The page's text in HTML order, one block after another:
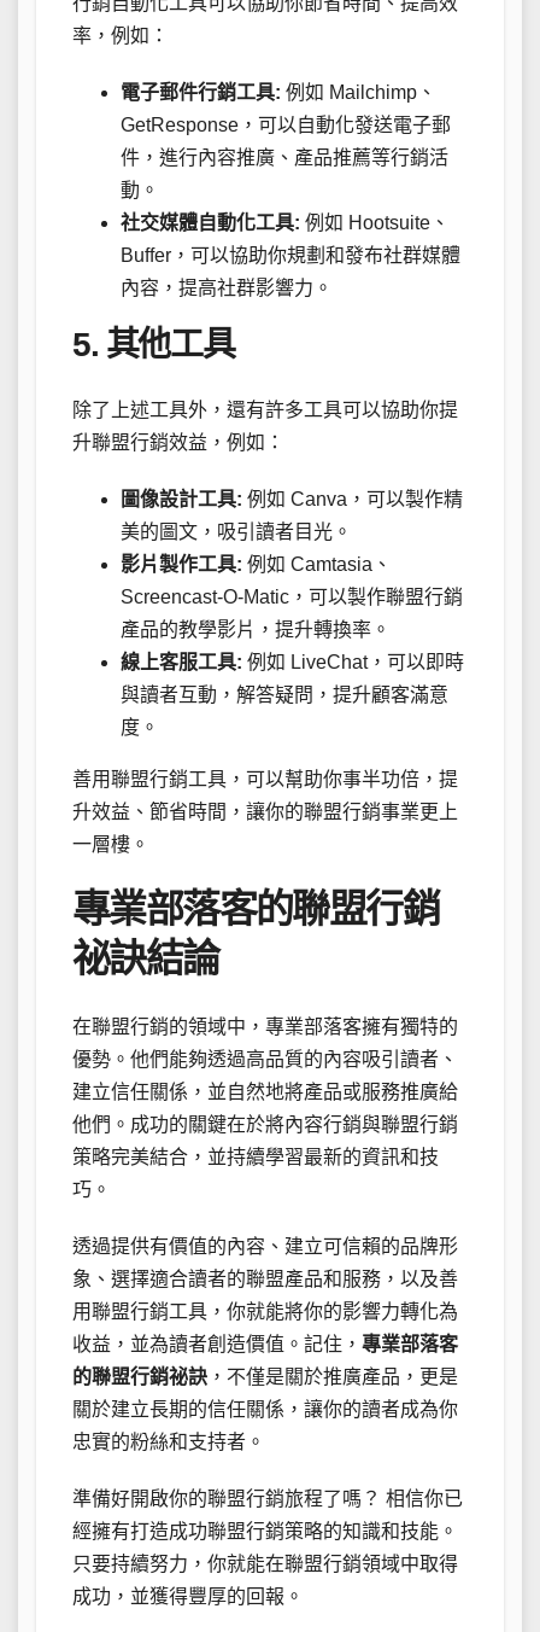
率，例如：
電子郵件行銷工具: 例如 Mailchimp、
GetResponse，可以自動化發送電子郵
件，進行內容推廣、產品推薦等行銷活
動。
社交媒體自動化工具: 例如 Hootsuite、
Buffer，可以協助你規劃和發布社群媒體
內容，提高社群影響力。
5. 其他工具
除了上述工具外，還有許多工具可以協助你提
升聯盟行銷效益，例如：
圖像設計工具: 例如 Canva，可以製作精
美的圖文，吸引讀者目光。
影片製作工具: 例如 Camtasia、
Screencast-O-Matic，可以製作聯盟行銷
產品的教學影片，提升轉換率。
線上客服工具: 例如 LiveChat，可以即時
與讀者互動，解答疑問，提升顧客滿意
度。
善用聯盟行銷工具，可以幫助你事半功倍，提
升效益、節省時間，讓你的聯盟行銷事業更上
一層樓。
專業部落客的聯盟行銷
祕訣結論
在聯盟行銷的領域中，專業部落客擁有獨特的
優勢。他們能夠透過高品質的內容吸引讀者、
建立信任關係，並自然地將產品或服務推廣給
他們。成功的關鍵在於將內容行銷與聯盟行銷
策略完美結合，並持續學習最新的資訊和技
巧。
透過提供有價值的內容、建立可信賴的品牌形
象、選擇適合讀者的聯盟產品和服務，以及善
用聯盟行銷工具，你就能將你的影響力轉化為
收益，並為讀者創造價值。記住， 專業部落客
的聯盟行銷祕訣 ，不僅是關於推廣產品，更是
關於建立長期的信任關係，讓你的讀者成為你
忠實的粉絲和支持者。
準備好開啟你的聯盟行銷旅程了嗎？ 相信你已
經擁有打造成功聯盟行銷策略的知識和技能。
只要持續努力，你就能在聯盟行銷領域中取得
成功，並獲得豐厚的回報。